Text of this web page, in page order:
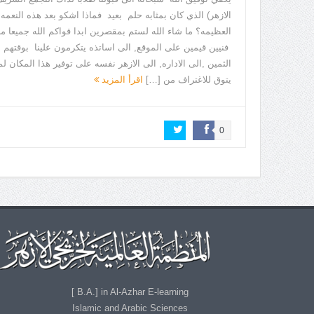
الازهر) الذي كان بمثابه حلم بعيد فماذا اشكو بعد هذه النعمه
العظيمه؟ ما شاء الله لستم بمقصرين ابدا قواكم الله جميعا
فنيين قيمين على الموقع, الى اساتذه يتكرمون علينا بوقتهم
الثمين ,الى الاداره, الى الازهر نفسه على توفير هذا المكان
يتوق للاغتراف من […]
اقرأ المزيد
0
B.A.] in Al-Azhar E-learning ]
Islamic and Arabic Sciences